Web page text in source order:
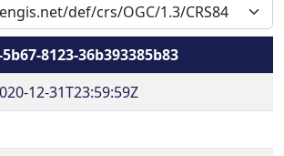
8123-36b393385b83
12-31T23:59:59Z